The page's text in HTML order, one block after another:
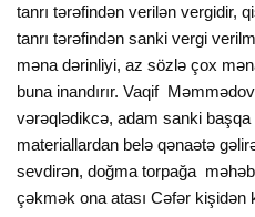
tanrı tərəfindən verilən vergidir,
tanrı tərəfindən sanki vergi
məna dərinliyi, az sözlə çox
buna inandırır. Vaqif
vərəqlədikcə, adam sanki
materiallardan belə qənaətə
sevdirən, doğma torpağa
çəkmək ona atası Cəfər